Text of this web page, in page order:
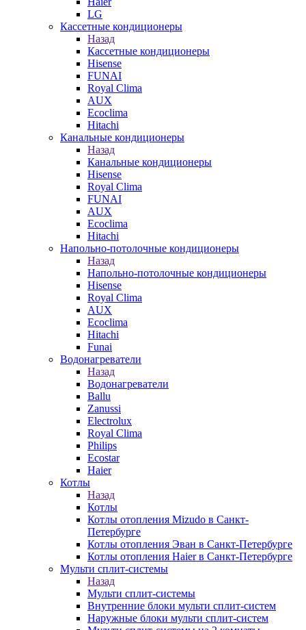
LG
Кассетные кондиционеры
Назад
Кассетные кондиционеры
Hisense
FUNAI
Royal Clima
AUX
Ecoclima
Hitachi
Канальные кондиционеры
Назад
Канальные кондиционеры
Hisense
Royal Clima
FUNAI
AUX
Ecoclima
Hitachi
Напольно-потолочные кондиционеры
Назад
Напольно-потолочные кондиционеры
Hisense
Royal Clima
AUX
Ecoclima
Hitachi
Funai
Водонагреватели
Назад
Водонагреватели
Ballu
Zanussi
Electrolux
Royal Clima
Philips
Ecostar
Haier
Котлы
Назад
Котлы
Котлы отопления Mizudo в Санкт-
Петербурге
Котлы отопления Эван в Санкт-Петербурге
Котлы отопления Haier в Санкт-Петербурге
Мульти сплит-системы
Назад
Мульти сплит-системы
Внутренние блоки мульти сплит-систем
Наружные блоки мульти сплит-систем